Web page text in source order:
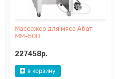
Массажер для мяса Абат
ММ-50В
227458р.
в корзину